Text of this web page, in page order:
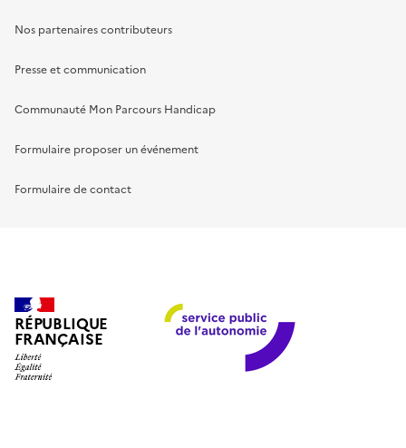
Nos partenaires contributeurs
Presse et communication
Communauté Mon Parcours Handicap
Formulaire proposer un événement
Formulaire de contact
RÉPUBLIQUE
FRANÇAISE